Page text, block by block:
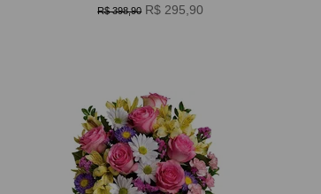
R$ 398,90 R$ 295,90